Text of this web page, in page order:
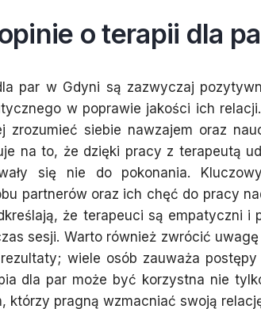
o terapii dla
par w Gdyni są zazwyczaj
w poprawie jakości ich
zrozumieć siebie nawzajem oraz
na to, że dzięki pracy z terapeutą
się nie do pokonania.
partnerów oraz ich chęć do pracy
że terapeuci są empatyczni i
sesji. Warto również zwrócić
wiele osób zauważa
dla par może być korzystna nie
którzy pragną wzmacniać swoją